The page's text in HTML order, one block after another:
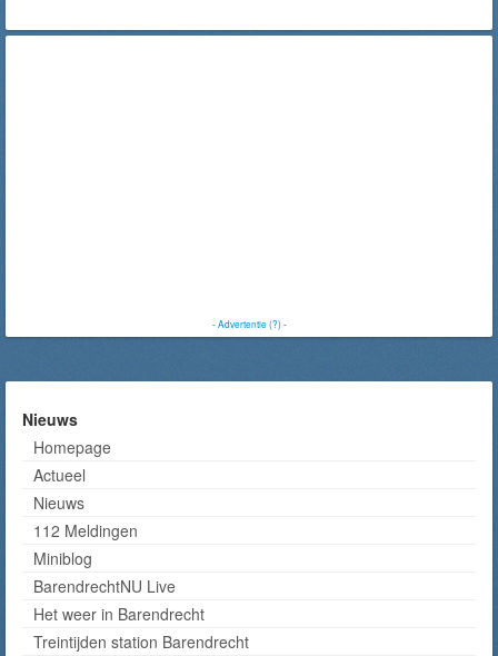
-Advertentie (?)-
Nieuws
Homepage
Actueel
Nieuws
112 Meldingen
Miniblog
BarendrechtNU Live
Het weer in Barendrecht
Treintijden station Barendrecht